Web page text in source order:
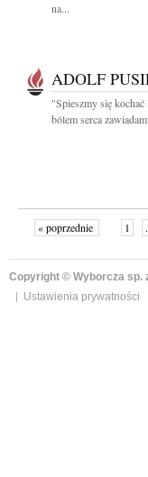
na...
ADOLF
"Spieszmy się
bólem serca
« poprzednie 1
Copyright © Wyborcza sp.
Ustawienia prywatności